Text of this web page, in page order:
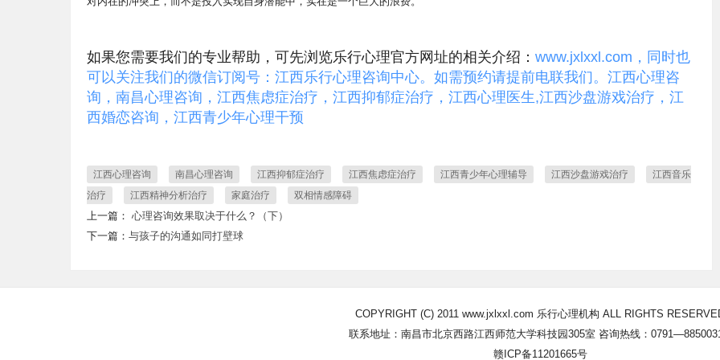
如果您需要我们的专业帮助，可先浏览乐行心理官方网址的相关介绍： www.jxlxxl.com，同时也
可以关注我们的微信订阅号：江西乐行心理咨询中心。如需预约请提前电联我们。江西心理咨
询，南昌心理咨询，江西焦虑症治疗，江西抑郁症治疗，江西心理医生,江西沙盘游戏治疗，江
西婚恋咨询，江西青少年心理干预
江西心理咨询 南昌心理咨询 江西抑郁症治疗 江西焦虑症治疗 江西青少年心理辅导 江西沙盘游戏治疗
江西音乐
治疗
江西精神分析治疗 家庭治疗 双相情感障碍
上一篇： 心理咨询效果取决于什么？（下）
下一篇： 与孩子的沟通如同打壁球
COPYRIGHT (C) 2011 www.jxlxxl.com 乐行心理机构 ALL RIGHTS
联系地址：南昌市北京西路江西师范大学科技园305室 咨询热线：
赣ICP备11201665号